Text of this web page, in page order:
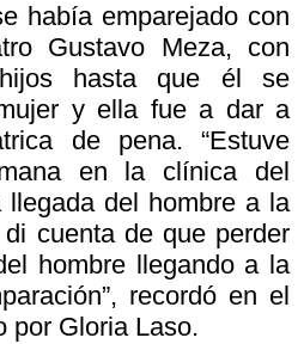
había emparejado con
Gustavo Meza, con
hasta que él se
y ella fue a dar a
de pena. “Estuve
en la clínica del
del hombre a la
cuenta de que perder
hombre llegando a la
recordó en el
por Gloria Laso.